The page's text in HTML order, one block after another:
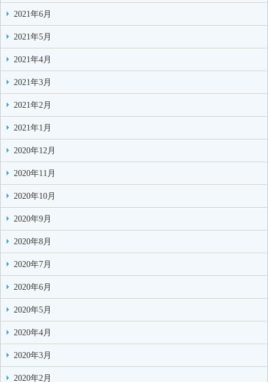
2021年6月
2021年5月
2021年4月
2021年3月
2021年2月
2021年1月
2020年12月
2020年11月
2020年10月
2020年9月
2020年8月
2020年7月
2020年6月
2020年5月
2020年4月
2020年3月
2020年2月